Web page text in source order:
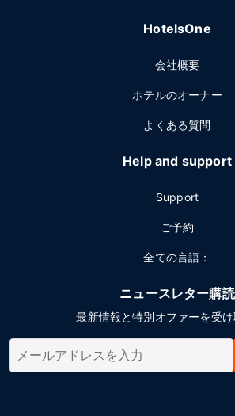
HotelsOne
会社概要
ホテルのオーナー
よくある質問
Help and support
Support
ご予約
全ての言語：
ニュースレター購読
最新情報と特別オファーを受け